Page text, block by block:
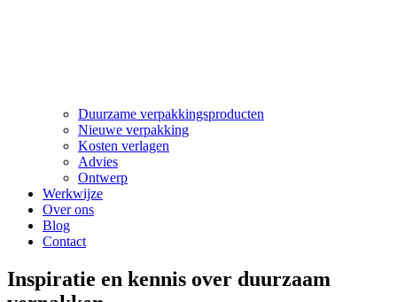
Duurzame verpakkingsproducten
Nieuwe verpakking
Kosten verlagen
Advies
Ontwerp
Werkwijze
Over ons
Blog
Contact
Inspiratie en kennis over duurzaam